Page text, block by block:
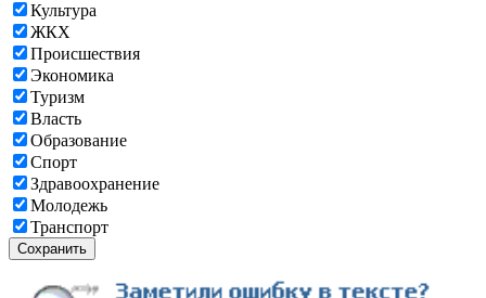
Культура
ЖКХ
Происшествия
Экономика
Туризм
Власть
Образование
Спорт
Здравоохранение
Молодежь
Транспорт
Сохранить